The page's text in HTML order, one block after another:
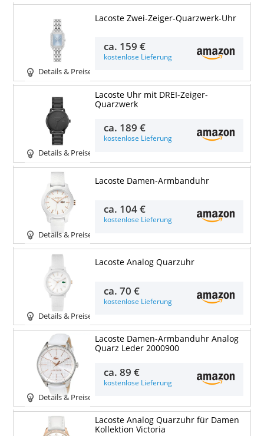
Details & Preise
Lacoste Zwei-Zeiger-Quarzwerk-Uhr
ca. 159 €
kostenlose Lieferung
Details & Preise
Lacoste Uhr mit DREI-Zeiger-
Quarzwerk
ca. 189 €
kostenlose Lieferung
Details & Preise
Lacoste Damen-Armbanduhr
ca. 104 €
kostenlose Lieferung
Details & Preise
Lacoste Analog Quarzuhr
ca.70 €
kostenlose Lieferung
Details & Preise
Lacoste Damen-Armbanduhr Analog
Quarz Leder 2000900
ca.89 €
kostenlose Lieferung
Lacoste Analog Quarzuhr für Damen
Kollektion Victoria